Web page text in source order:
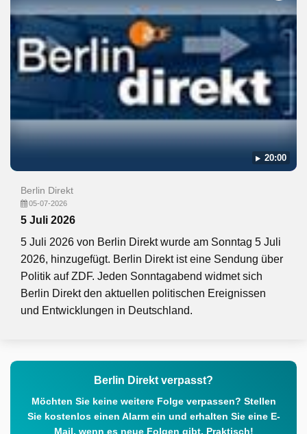
20:00
Berlin Direkt
05-07-2026
5 Juli 2026
5 Juli 2026 von Berlin Direkt wurde am Sonntag 5 Juli
2026, hinzugefügt. Berlin Direkt ist eine Sendung über
Politik auf ZDF. Jeden Sonntagabend widmet sich
Berlin Direkt den aktuellen politischen Ereignissen
und Entwicklungen in Deutschland.
Berlin Direkt verpasst?
Möchten Sie keine weitere Folge verpassen? Stellen
Sie kostenlos einen Alarm ein und erhalten Sie eine E-
Mail, wenn es neue Folgen gibt. Praktisch!